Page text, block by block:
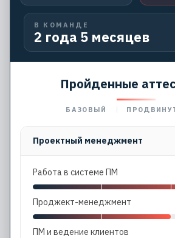
В КОМАНДЕ
2 года 5 месяцев
Пройденные
БАЗОВЫЙ
Проектный менеджмент
Работа в системе ПМ
Проджект-менеджмент
ПМ и ведение клиентов